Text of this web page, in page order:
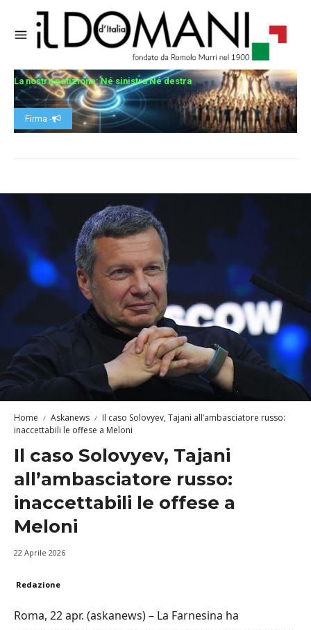
La nostra petizione: Né sinistra Né destra
Firma -
Home Askanews
Il caso Solovyev, Tajani all’ambasciatore russo:
inaccettabili le offese a Meloni
Il caso Solovyev, Tajani
all’ambasciatore russo:
inaccettabili le offese a
Meloni
22 Aprile 2026
Redazione
Roma, 22 apr. (askanews) – La Farnesina ha